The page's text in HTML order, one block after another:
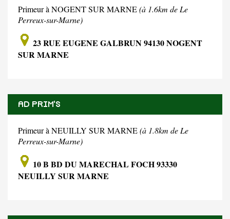
Primeur à NOGENT SUR MARNE(à 1.6km de Le
Perreux-sur-Marne)
23 RUE EUGENE GALBRUN 94130 NOGENT
SUR MARNE
AD PRIM'S
Primeur à NEUILLY SUR MARNE(à 1.8km de Le
Perreux-sur-Marne)
10 B BD DU MARECHAL FOCH 93330
NEUILLY SUR MARNE